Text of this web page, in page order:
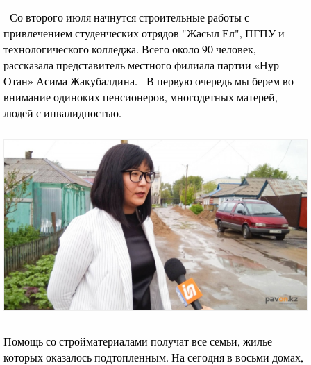
- Со второго июля начнутся строительные работы с
привлечением студенческих отрядов "Жасыл Ел", ПГПУ и
технологического колледжа. Всего около 90 человек, -
рассказала представитель местного филиала партии «Нур
Отан» Асима Жакубалдина. - В первую очередь мы берем во
внимание одиноких пенсионеров, многодетных матерей,
людей с инвалидностью.
Помощь со стройматериалами получат все семьи, жилье
которых оказалось подтопленным. На сегодня в восьми домах,